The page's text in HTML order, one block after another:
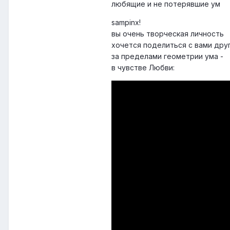
любящие и не потерявшие ум
sampinx!
вы очень творческая личность
хочется поделиться с вами
за пределами геометрии ума -
в чувстве Любви: